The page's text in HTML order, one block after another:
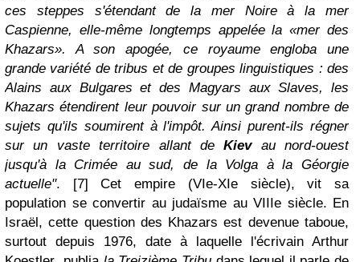
ces steppes s'étendant de la mer Noire à la mer
Caspienne, elle-même longtemps appelée la «mer des
Khazars». A son apogée, ce royaume engloba une
grande variété de tribus et de groupes linguistiques : des
Alains aux Bulgares et des Magyars aux Slaves, les
Khazars étendirent leur pouvoir sur un grand nombre de
sujets qu'ils soumirent à l'impôt. Ainsi purent-ils régner
sur un vaste territoire allant deKievau nord-ouest
jusqu'à la Crimée au sud, de la Volga à la Géorgie
actuelle". [7] Cet empire (VIe-XIe siècle), vit sa
population se convertir au judaïsme au VIIIe siècle. En
Israël, cette question des Khazars est devenue taboue,
surtout depuis 1976, date à laquelle l'écrivain Arthur